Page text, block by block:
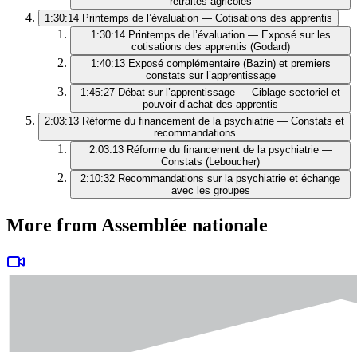
1:30:14 Printemps de l’évaluation — Cotisations des apprentis
1:30:14 Printemps de l’évaluation — Exposé sur les
cotisations des apprentis (Godard)
1:40:13 Exposé complémentaire (Bazin) et premiers
constats sur l’apprentissage
1:45:27 Débat sur l’apprentissage — Ciblage sectoriel et
pouvoir d’achat des apprentis
2:03:13 Réforme du financement de la psychiatrie — Constats et
recommandations
2:03:13 Réforme du financement de la psychiatrie —
Constats (Leboucher)
2:10:32 Recommandations sur la psychiatrie et échange
avec les groupes
More from Assemblée nationale